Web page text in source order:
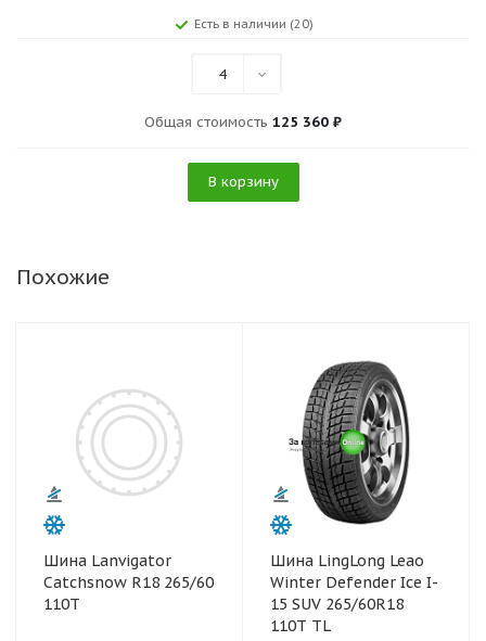
Есть в наличии (20)
4
Общая стоимость 125 360 ₽
В корзину
Похожие
Шина Lanvigator
Catchsnow R18 265/60
110T
Шина LingLong Leao
Winter Defender Ice I-
15 SUV 265/60R18
110T TL